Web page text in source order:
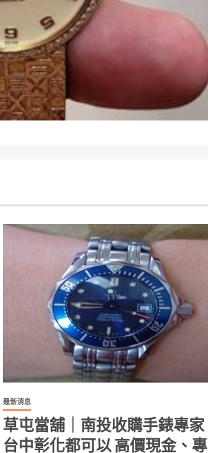
最新消息
草屯當舖｜南投收購手錶專家
台中彰化都可以 高價現金、專